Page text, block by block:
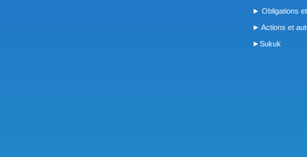
► Obligations
► Actions et
►Sukuk